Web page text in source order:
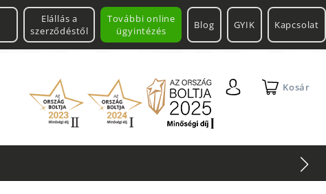
További online
ügyintézés
Elállás a
szerződéstől
Blog GYIK Kapcsolat
Kosár